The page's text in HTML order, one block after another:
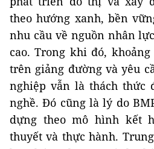
theo hướng xanh, bền
nhu cầu về nguồn nhân
cao. Trong khi đó,
trên giảng đường và yêu
nghiệp vẫn là thách thức
nghề. Đó cũng là lý do
dựng theo mô hình kết
thuyết và thực hành.